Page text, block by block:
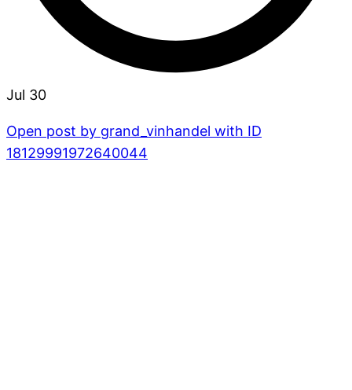
Jul 30
Open post by grand_vinhandel with ID
18129991972640044